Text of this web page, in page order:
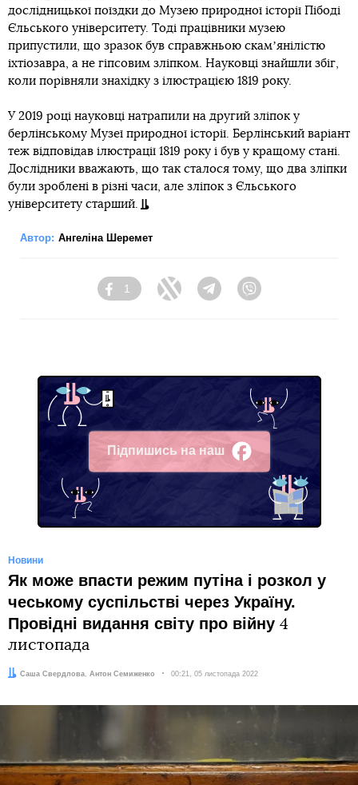
дослідницької поїздки до Музею природної історії Пібоді
Єльського університету. Тоді працівники музею
припустили, що зразок був справжньою скамʼянілістю
іхтіозавра, а не гіпсовим зліпком. Науковці знайшли збіг,
коли порівняли знахідку з ілюстрацією 1819 року.
У 2019 році науковці натрапили на другий зліпок у
берлінському Музеї природної історії. Берлінський варіант
теж відповідав ілюстрації 1819 року і був у кращому стані.
Дослідники вважають, що так сталося тому, що два зліпки
були зроблені в різні часи, але зліпок з Єльського
університету старший.
Автор: Ангеліна Шеремет
Facebook
1
Twitter TelegramViber
Підпишись на наш
Facebook
Новини
Як може впасти режим путіна і розкол у
чеському суспільстві через Україну.
Провідні видання світу про війну 4
листопада
Автори:
Саша Свердлова Антон Семиженко Дата:
00:21, 05 листопада 2022